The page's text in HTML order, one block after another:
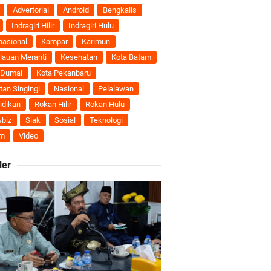
Ekonomi
Semakin Andal
Karya Nyata
Advertorial Android
Bengkalis
Indragiri Hilir
Indragiri Hulu
Kampar
Karimun
Meranti
Kesehatan
Kota Batam
Kota Pekanbaru
Singingi
Nasional
Pelalawan
Rokan Hilir
Rokan Hulu
Siak Sosial
Teknologi
Video